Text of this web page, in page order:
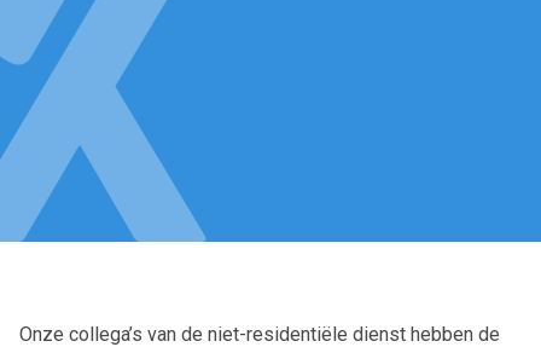
Onze collega’s van de niet-residentiële dienst hebben de